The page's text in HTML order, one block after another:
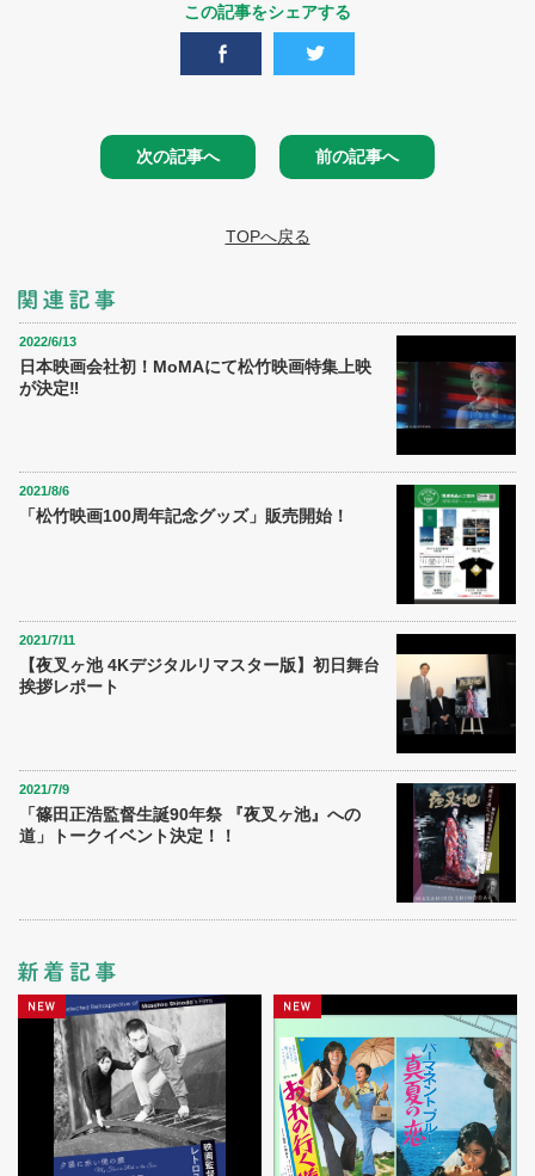
この記事をシェアする
次の記事へ 前の記事へ
TOPへ戻る
2022/6/13
日本映画会社初！MoMAにて松竹映画特集上映
が決定‼
2021/8/6
「松竹映画100周年記念グッズ」販売開始！
2021/7/11
【夜叉ヶ池 4Kデジタルリマスター版】初日舞台
挨拶レポート
2021/7/9
「篠田正浩監督生誕90年祭 『夜叉ヶ池』への
道」トークイベント決定！！